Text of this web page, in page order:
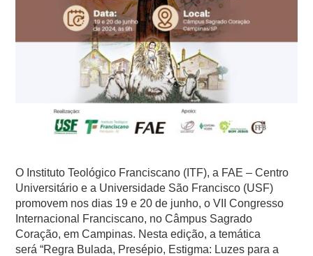
O Instituto Teológico Franciscano (ITF), a FAE – Centro
Universitário e a Universidade São Francisco (USF)
promovem nos dias 19 e 20 de junho, oVII Congresso
Internacional Franciscano, no Câmpus Sagrado
Coração, em Campinas. Nesta edição, a temática
será “Regra Bulada, Presépio, Estigma: Luzes para a